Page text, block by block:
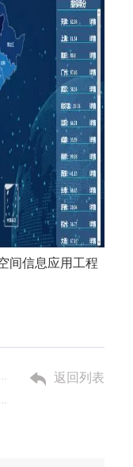
间信息应用工程
到访清华海峡研究院
返回列表